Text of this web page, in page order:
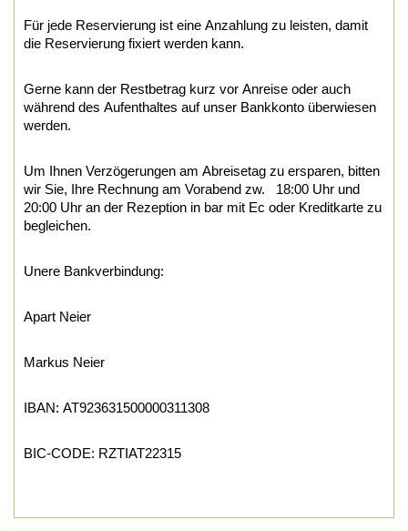
Für jede Reservierung ist eine Anzahlung zu leisten, damit
die Reservierung fixiert werden kann.
Gerne kann der Restbetrag kurz vor Anreise oder auch
während des Aufenthaltes auf unser Bankkonto überwiesen
werden.
Um Ihnen Verzögerungen am Abreisetag zu ersparen, bitten
wir Sie, Ihre Rechnung am Vorabend zw. 18:00 Uhr und
20:00 Uhr an der Rezeption in bar mit Ec oder Kreditkarte zu
begleichen.
Unere Bankverbindung:
Apart Neier
Markus Neier
IBAN: AT923631500000311308
BIC-CODE: RZTIAT22315